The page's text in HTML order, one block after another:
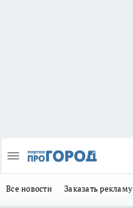
Все новости Заказать рекламу